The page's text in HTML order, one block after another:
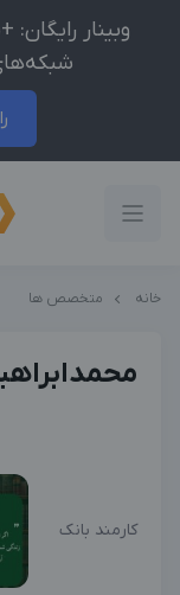
خانه متخصص ها
کارمند بانک